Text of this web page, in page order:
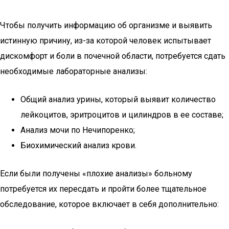
Чтобы получить информацию об организме и выявить
истинную причину, из-за которой человек испытывает
дискомфорт и боли в почечной области, потребуется сдать
необходимые лабораторные анализы:
Общий анализ урины, который выявит количество
лейкоцитов, эритроцитов и цилиндров в ее составе;
Анализ мочи по Нечипоренко;
Биохимический анализ крови.
Если были получены «плохие анализы» больному
потребуется их пересдать и пройти более тщательное
обследование, которое включает в себя дополнительно: